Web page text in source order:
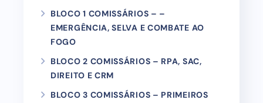
BLOCO 1 COMISSÁRIOS – –
EMERGÊNCIA, SELVA E COMBATE AO
FOGO
BLOCO 2 COMISSÁRIOS – RPA, SAC,
DIREITO E CRM
BLOCO 3 COMISSÁRIOS – PRIMEIROS